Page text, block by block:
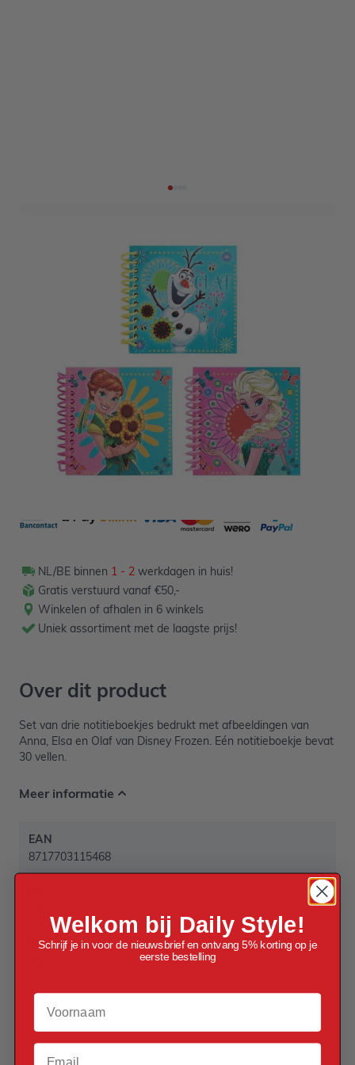
Frozen (3st)
Informeer mij wanneer dit product op voorraad is
Niet op voorraad
1,19 Verpakt per 3 stuks
NL/BE binnen 1 - 2 werkdagen in huis!
Gratis verstuurd vanaf €50,-
Winkelen of afhalen in 6 winkels
Uniek assortiment met de laagste prijs!
Over dit product
Set van drie notitieboekjes bedrukt met afbeeldingen van
Anna, Elsa en Olaf van Disney Frozen. Eén notitieboekje bevat
30 vellen.
Meer informatie
EAN
8717703115468
Materiaal
Verpakt per
Verpakt per 3 stuks
Welkom bij Daily Style!
Schrijf je in voor de nieuwsbrief en ontvang 5% korting op je
eerste bestelling
Voornaam
Email